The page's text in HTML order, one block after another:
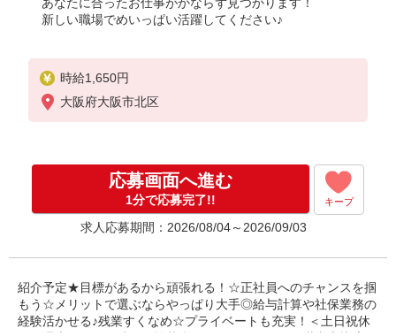
新しい職場でめいっぱい活躍してください♪
時給1,650円
大阪府大阪市北区
応募画面へ進む
1分で応募完了!! キープ
求人応募期間：2026/08/04～2026/09/03
紹介予定★目標があるから頑張れる！☆正社員へのチャンスを掴
もう☆メリットで選ぶならやっぱり大手◎給与計算や社保業務の
経験活かせる♪残業すくなめ☆プライベートも充実！＜土日祝休